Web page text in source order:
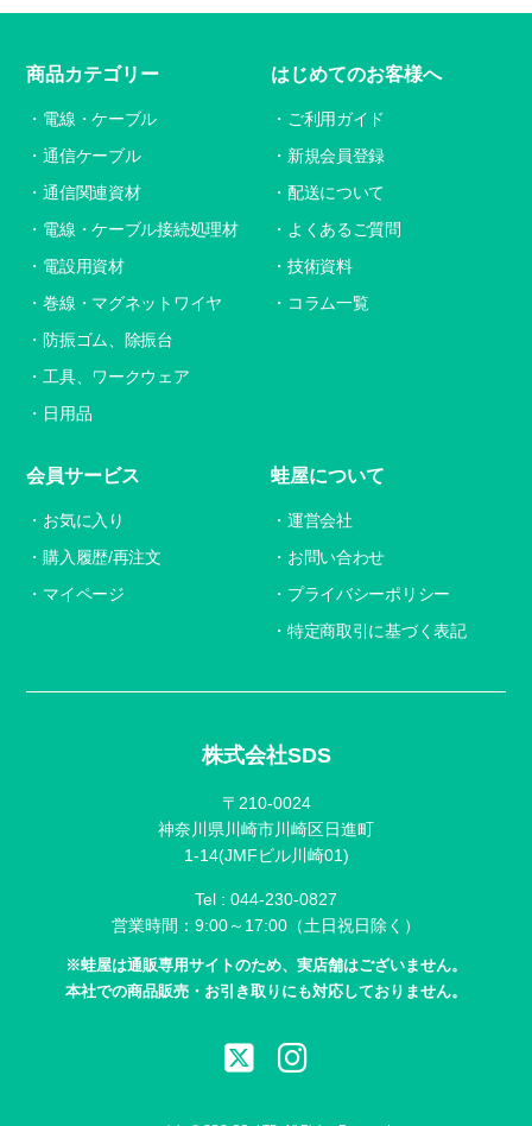
株式会社SDS
〒210-0024
神奈川県川崎市川崎区日進町
1-14(JMFビル川崎01)
Tel : 044-230-0827
営業時間：9:00～17:00（土日祝日除く）
※蛙屋は通販専用サイトのため、実店舗はございません。
本社での商品販売・お引き取りにも対応しておりません。
商品カテゴリー
電線・ケーブル
通信ケーブル
通信関連資材
電線・ケーブル接続処理材
電設用資材
巻線・マグネットワイヤ
防振ゴム、除振台
工具、ワークウェア
日用品
はじめてのお客様へ
ご利用ガイド
新規会員登録
配送について
よくあるご質問
技術資料
コラム一覧
会員サービス
お気に入り
購入履歴/再注文
マイページ
蛙屋について
運営会社
お問い合わせ
プライバシーポリシー
特定商取引に基づく表記